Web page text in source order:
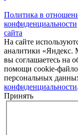
Политика в
конфиденциальности
сайта
На сайте
аналитики «Яндекс.
вы соглашаетесь на
помощи cookie-
персональных
конфиденциальности.
Принять